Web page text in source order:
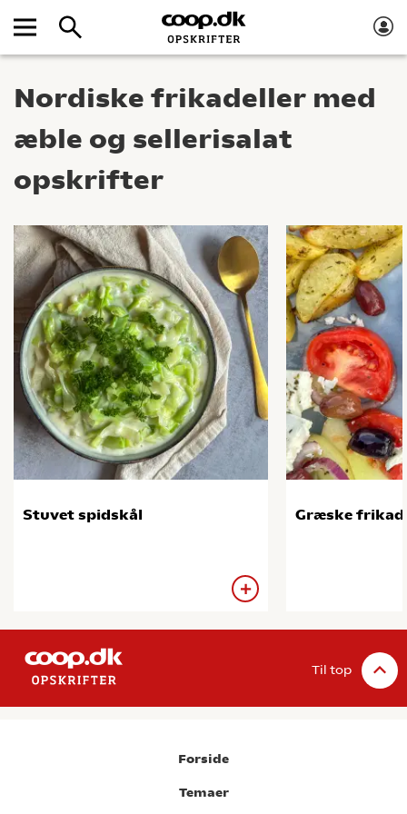
Nordiske frikadeller med
æble og sellerisalat
opskrifter
Stuvet spidskål Græske
Til top
Forside
Temaer